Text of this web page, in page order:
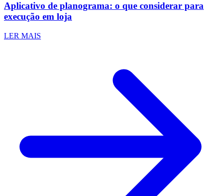
Aplicativo de planograma: o que considerar para
execução em loja
LER MAIS